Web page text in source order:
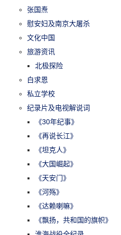
张国焘
慰安妇及南京大屠杀
文化中国
旅游资讯
北极探险
白求恩
私立学校
纪录片及电视解说词
《30年纪事》
《再说长江》
《坦克人》
《大国崛起》
《天安门》
《河殇》
《达赖喇嘛》
《飘扬，共和国的旗帜》